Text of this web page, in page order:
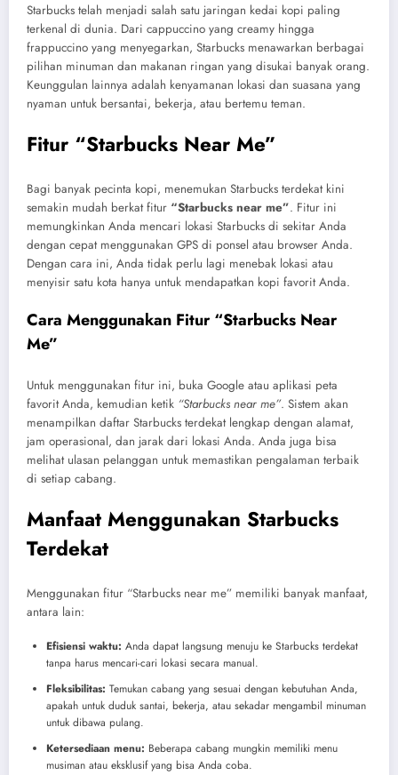
Starbucks telah menjadi salah satu jaringan kedai kopi paling
terkenal di dunia. Dari cappuccino yang creamy hingga
frappuccino yang menyegarkan, Starbucks menawarkan berbagai
pilihan minuman dan makanan ringan yang disukai banyak orang.
Keunggulan lainnya adalah kenyamanan lokasi dan suasana yang
nyaman untuk bersantai, bekerja, atau bertemu teman.
Fitur “Starbucks Near Me”
Bagi banyak pecinta kopi, menemukan Starbucks terdekat kini
semakin mudah berkat fitur “Starbucks near me”. Fitur ini
memungkinkan Anda mencari lokasi Starbucks di sekitar Anda
dengan cepat menggunakan GPS di ponsel atau browser Anda.
Dengan cara ini, Anda tidak perlu lagi menebak lokasi atau
menyisir satu kota hanya untuk mendapatkan kopi favorit Anda.
Cara Menggunakan Fitur “Starbucks Near
Me”
Untuk menggunakan fitur ini, buka Google atau aplikasi peta
favorit Anda, kemudian ketik “Starbucks near me”. Sistem akan
menampilkan daftar Starbucks terdekat lengkap dengan alamat,
jam operasional, dan jarak dari lokasi Anda. Anda juga bisa
melihat ulasan pelanggan untuk memastikan pengalaman terbaik
di setiap cabang.
Manfaat Menggunakan Starbucks
Terdekat
Menggunakan fitur “Starbucks near me” memiliki banyak manfaat,
antara lain:
Efisiensi waktu: Anda dapat langsung menuju ke Starbucks terdekat
tanpa harus mencari-cari lokasi secara manual.
Fleksibilitas: Temukan cabang yang sesuai dengan kebutuhan Anda,
apakah untuk duduk santai, bekerja, atau sekadar mengambil minuman
untuk dibawa pulang.
Ketersediaan menu: Beberapa cabang mungkin memiliki menu
musiman atau eksklusif yang bisa Anda coba.